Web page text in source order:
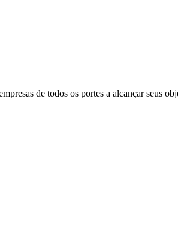
de todos os portes a alcançar seus